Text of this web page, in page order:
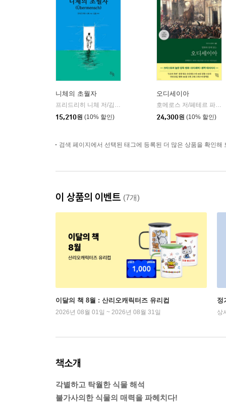
니체의 초월자
프리드리히 니체 저/김철 편역
15,210원 (10% 할인)
오디세이아
호메로스 저/페테르 파울 루벤스 그림/박문재 역
24,300원 (10% 할인)
검색 페이지에서 선택된 태그에 등록된 더 많은 상품을 확인해
이 상품의 이벤트 (7개)
이달의 책 8월 : 산리오캐릭터즈 유리컵
2026년 08월 01일 ~ 2026년 08월 31일
정
상
책소개
각별하고 탁월한 식물 해석
불가사의한 식물의 매력을 파헤치다!